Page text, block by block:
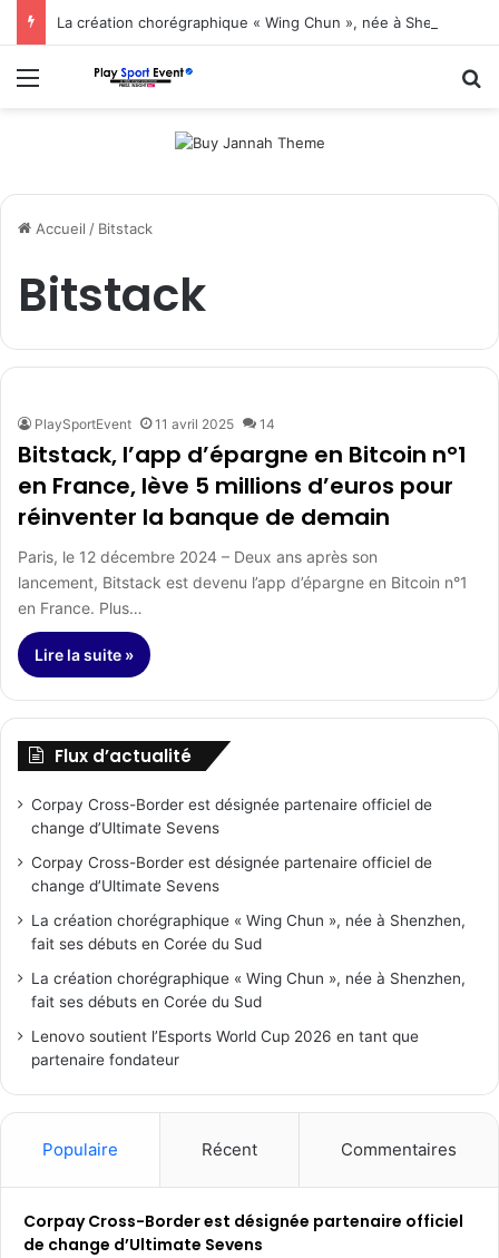
Menu
Accueil / Bitstack
Bitstack
PlaySportEvent 11 avril 2025 14
Bitstack, l’app d’épargne en Bitcoin n°1
en France, lève 5 millions d’euros pour
réinventer la banque de demain
Paris, le 12 décembre 2024 – Deux ans après son
lancement, Bitstack est devenu l’app d’épargne en Bitcoin n°1
en France. Plus…
Lire la suite »
Flux d’actualité
Corpay Cross-Border est désignée partenaire officiel de
change d’Ultimate Sevens
Corpay Cross-Border est désignée partenaire officiel de
change d’Ultimate Sevens
La création chorégraphique « Wing Chun », née à Shenzhen,
fait ses débuts en Corée du Sud
La création chorégraphique « Wing Chun », née à Shenzhen,
fait ses débuts en Corée du Sud
Lenovo soutient l’Esports World Cup 2026 en tant que
partenaire fondateur
Populaire Récent Commentaires
Corpay Cross-Border est désignée partenaire officiel
de change d’Ultimate Sevens